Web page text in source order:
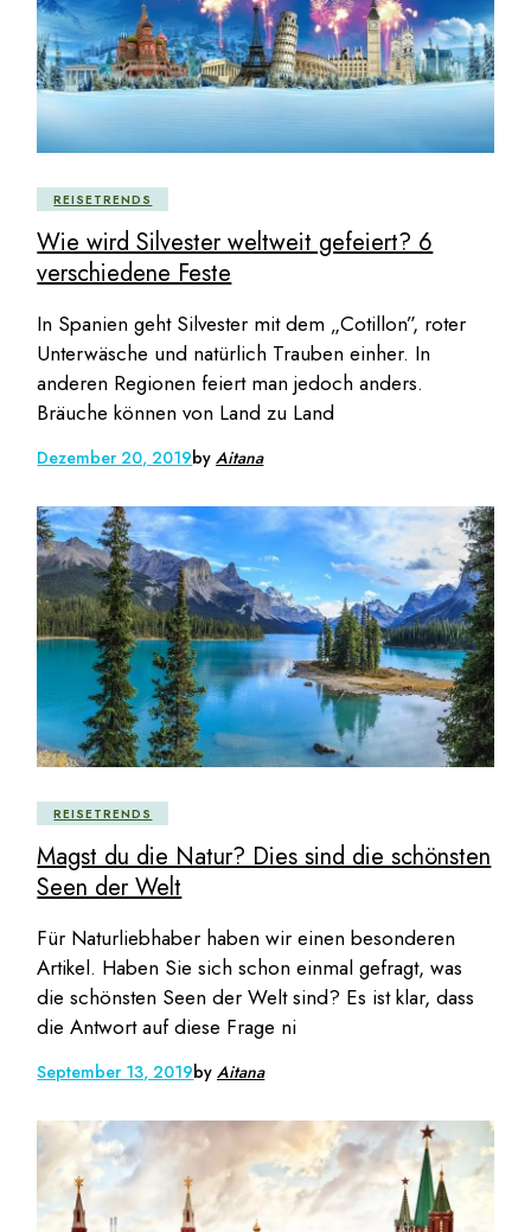
REISETRENDS
Wie wird Silvester weltweit gefeiert? 6
verschiedene Feste
In Spanien geht Silvester mit dem „Cotillon”, roter
Unterwäsche und natürlich Trauben einher. In
anderen Regionen feiert man jedoch anders.
Bräuche können von Land zu Land
Dezember 20, 2019byAitana
REISETRENDS
Magst du die Natur? Dies sind die schönsten
Seen der Welt
Für Naturliebhaber haben wir einen besonderen
Artikel. Haben Sie sich schon einmal gefragt, was
die schönsten Seen der Welt sind? Es ist klar, dass
die Antwort auf diese Frage ni
September 13, 2019byAitana